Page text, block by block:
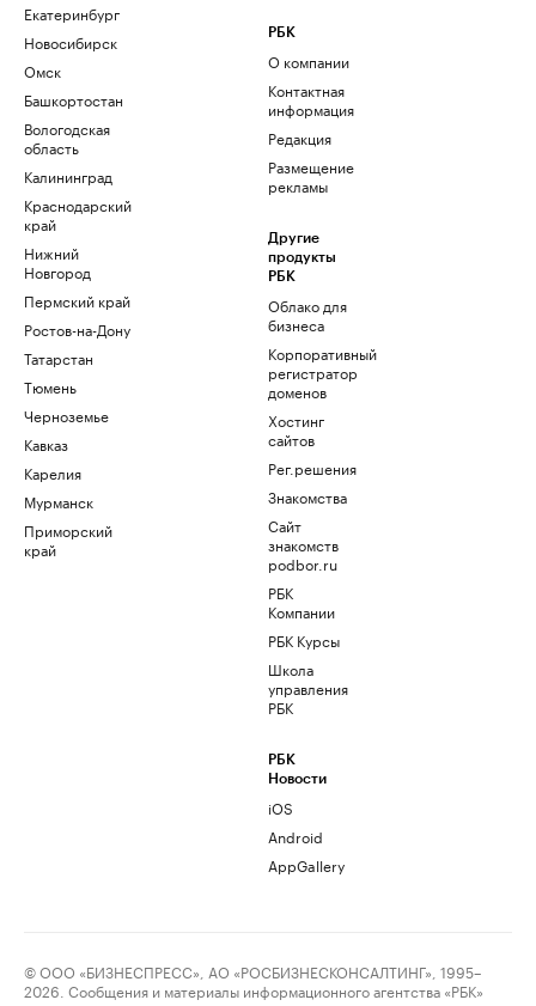
Екатеринбург
Новосибирск
Омск
Башкортостан
Вологодская
область
Калининград
Краснодарский
край
Нижний
Новгород
Пермский край
Ростов-на-Дону
Татарстан
Тюмень
Черноземье
Кавказ
Карелия
Мурманск
Приморский
край
РБК
О компании
Контактная
информация
Редакция
Размещение
рекламы
Другие
продукты
РБК
Облако для
бизнеса
Корпоративный
регистратор
доменов
Хостинг
сайтов
Рег.решения
Знакомства
Сайт
знакомств
podbor.ru
РБК
Компании
РБК Курсы
Школа
управления
РБК
РБК
Новости
iOS
Android
AppGallery
© ООО «БИЗНЕСПРЕСС», АО «РОСБИЗНЕСКОНСАЛТИНГ», 1995–
2026. Сообщения и материалы информационного агентства «РБК»